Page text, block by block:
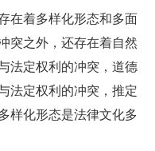
在着多样化形态和多面
突之外，还存在着自然
法定权利的冲突，道德
法定权利的冲突，推定
样化形态是法律文化多